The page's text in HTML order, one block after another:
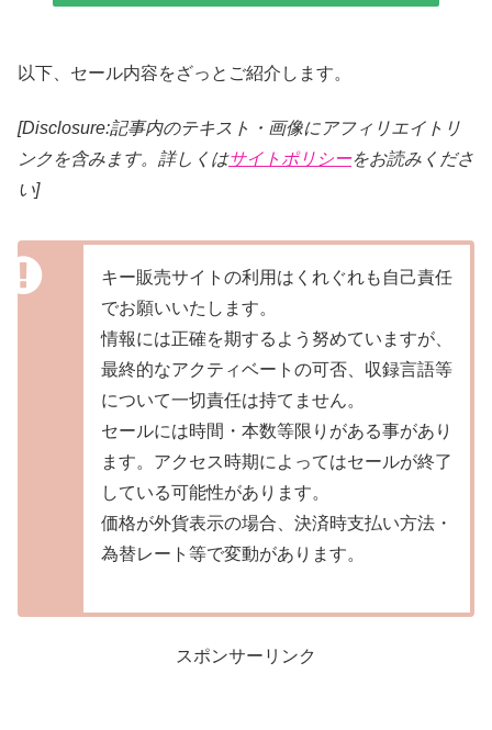
以下、セール内容をざっとご紹介します。
[Disclosure:記事内のテキスト・画像にアフィリエイトリ
ンクを含みます。詳しくはサイトポリシーをお読みくださ
い]
キー販売サイトの利用はくれぐれも自己責任
でお願いいたします。
情報には正確を期するよう努めていますが、
最終的なアクティベートの可否、収録言語等
について一切責任は持てません。
セールには時間・本数等限りがある事があり
ます。アクセス時期によってはセールが終了
している可能性があります。
価格が外貨表示の場合、決済時支払い方法・
為替レート等で変動があります。
スポンサーリンク